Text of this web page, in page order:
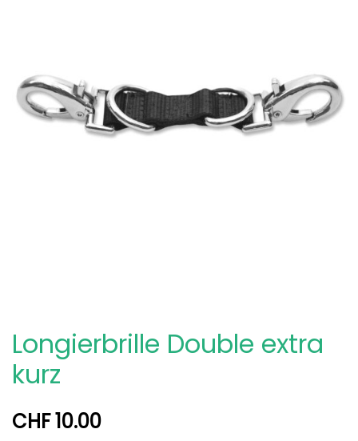
Longierbrille Double extra
kurz
CHF10.00